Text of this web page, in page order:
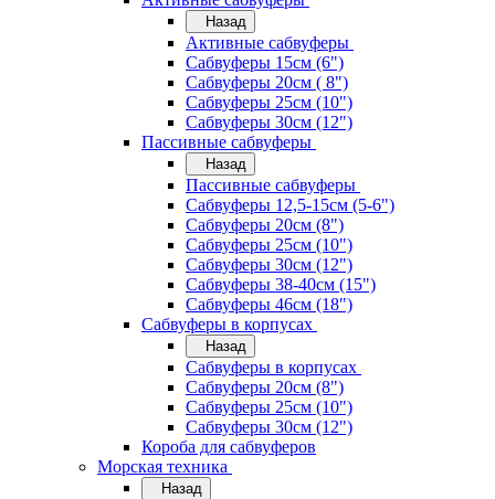
Назад
Активные сабвуферы
Сабвуферы 15см (6")
Сабвуферы 20см ( 8")
Сабвуферы 25см (10")
Сабвуферы 30см (12")
Пассивные сабвуферы
Назад
Пассивные сабвуферы
Сабвуферы 12,5-15см (5-6")
Сабвуферы 20см (8")
Сабвуферы 25см (10")
Сабвуферы 30см (12")
Сабвуферы 38-40см (15")
Сабвуферы 46см (18")
Сабвуферы в корпусах
Назад
Сабвуферы в корпусах
Сабвуферы 20см (8")
Сабвуферы 25см (10")
Сабвуферы 30см (12")
Короба для сабвуферов
Морская техника
Назад